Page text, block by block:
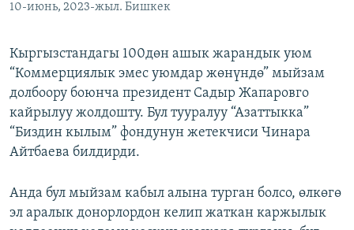
10-июнь, 2023-жыл. Бишкек
Кыргызстандагы 100дөн ашык жарандык уюм
“Коммерциялык эмес уюмдар жөнүндө” мыйзам
долбоору боюнча президент Садыр Жапаровго
кайрылуу жолдошту. Бул тууралуу “Азаттыкка”
“Биздин кылым” фондунун жетекчиси Чинара
Айтбаева билдирди.
Анда бул мыйзам кабыл алына турган болсо, өлкөгө
эл аралык донорлордон келип жаткан каржылык